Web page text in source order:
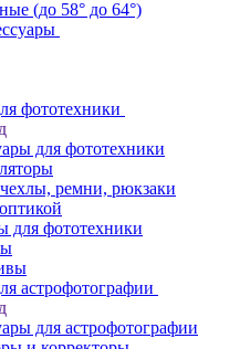
(до 58° до 64°)
фототехники
для фототехники
ремни, рюкзаки
для фототехники
астрофотографии
для астрофотографии